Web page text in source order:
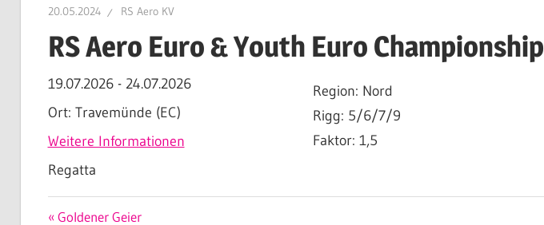
Aero
KV
e.V.
20.05.2024 RS Aero KV
RS Aero Euro & Youth Euro Championship
19.07.2026- 24.07.2026
Ort: Travemünde (EC)
Weitere Informationen
Regatta
Region: Nord
Rigg: 5/6/7/9
Faktor: 1,5
Vorheriger
Goldener Geier